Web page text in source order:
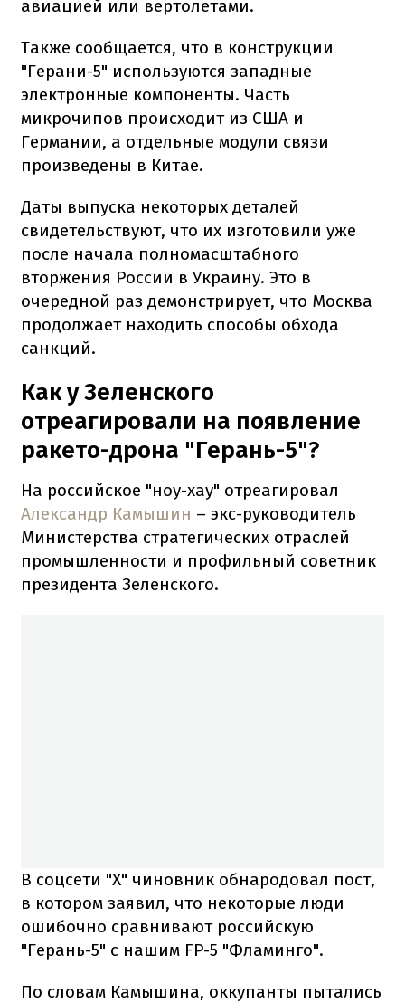
авиацией или вертолетами.
Также сообщается, что в конструкции
"Герани-5" используются западные
электронные компоненты. Часть
микрочипов происходит из США и
Германии, а отдельные модули связи
произведены в Китае.
Даты выпуска некоторых деталей
свидетельствуют, что их изготовили уже
после начала полномасштабного
вторжения России в Украину. Это в
очередной раз демонстрирует, что Москва
продолжает находить способы обхода
санкций.
Как у Зеленского
отреагировали на появление
ракето-дрона "Герань-5"?
На российское "ноу-хау" отреагировал
Александр Камышин – экс-руководитель
Министерства стратегических отраслей
промышленности и профильный советник
президента Зеленского.
В соцсети "Х" чиновник обнародовал пост,
в котором заявил, что некоторые люди
ошибочно сравнивают российскую
"Герань-5" с нашим FP-5 "Фламинго".
По словам Камышина, оккупанты пытались